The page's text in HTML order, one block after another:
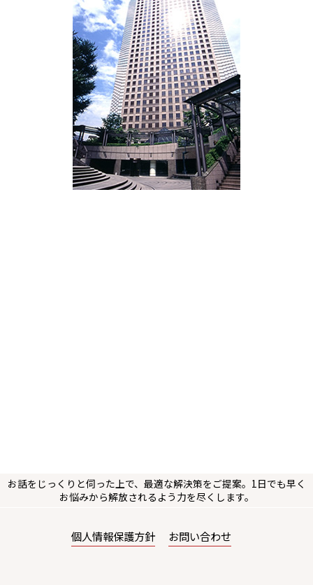
お話をじっくりと伺った上で、最適な解決策をご提案。1日でも早く
お悩みから解放されるよう力を尽くします。
個人情報保護方針 お問い合わせ